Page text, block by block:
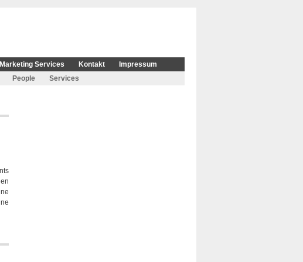
Marketing Services Kontakt
Impressum
People Services